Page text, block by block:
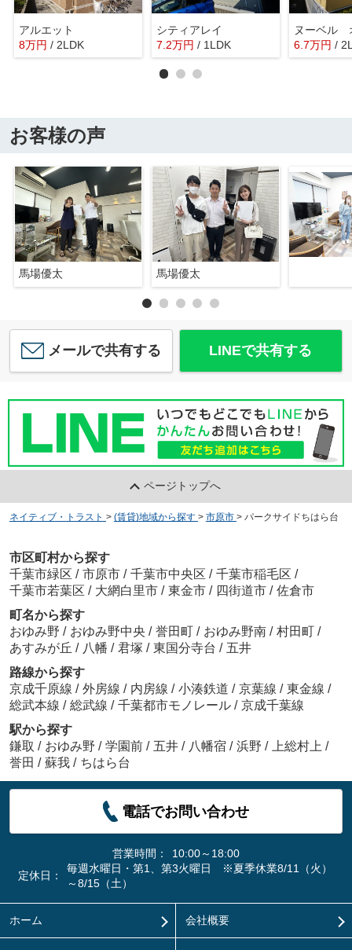
アルエット
8万円 / 2LDK
シティアレイ
7.2万円 / 1LDK
ヌーベル
6.7万円 /
お客様の声
馬場優太 馬場優太
メールで共有する LINEで共有する
ページトップへ
ネイティブ・トラスト > (賃貸)地域から探す > 市原市 > パークサイドちはら台
市区町村から探す
千葉市緑区 / 市原市 / 千葉市中央区 / 千葉市稲毛区 /
千葉市若葉区 / 大網白里市 / 東金市 / 四街道市 / 佐倉市
町名から探す
おゆみ野 / おゆみ野中央 / 誉田町 / おゆみ野南 / 村田町 /
あすみが丘 / 八幡 / 君塚 / 東国分寺台 / 五井
路線から探す
京成千原線 / 外房線 / 内房線 / 小湊鉄道 / 京葉線 / 東金線 /
総武本線 / 総武線 / 千葉都市モノレール / 京成千葉線
駅から探す
鎌取 / おゆみ野 / 学園前 / 五井 / 八幡宿 / 浜野 / 上総村上 /
誉田 / 蘇我 / ちはら台
電話でお問い合わせ
営業時間：
10:00～18:00
定休日：
毎週水曜日・第1、第3火曜日 ※夏季休業8/11（火）
～8/15（土）
ホーム 会社概要